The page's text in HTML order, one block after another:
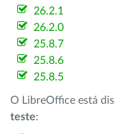
26.2.1
26.2.0
25.8.7
25.8.6
25.8.5
O LibreOffice está
teste: